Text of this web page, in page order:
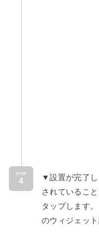
STEP
▼設置が完了
されているこ
タップします
のウィジェッ